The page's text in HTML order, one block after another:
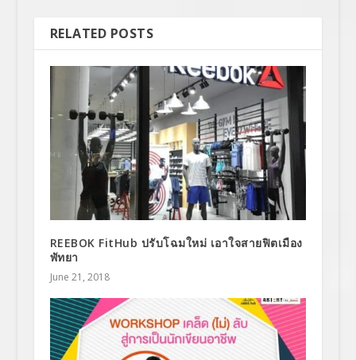
RELATED POSTS
REEBOK FitHub ปรับโฉมใหม่ เอาใจสายฟิตเมือง
พัทยา
June 21, 2018